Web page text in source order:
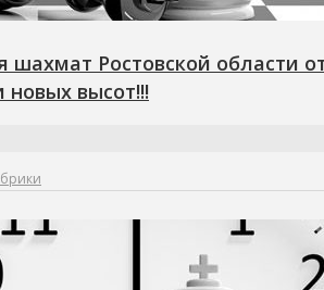
шахмат Ростовской области
новых высот!!!